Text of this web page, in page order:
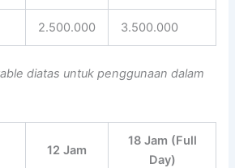
2.500.000 3.500.000
diatas untuk penggunaan dalam
12 Jam
18 Jam (Full
Day)